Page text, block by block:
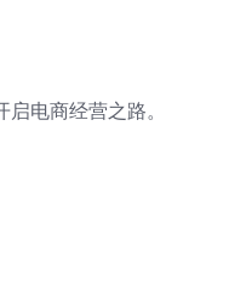
电商经营之路。